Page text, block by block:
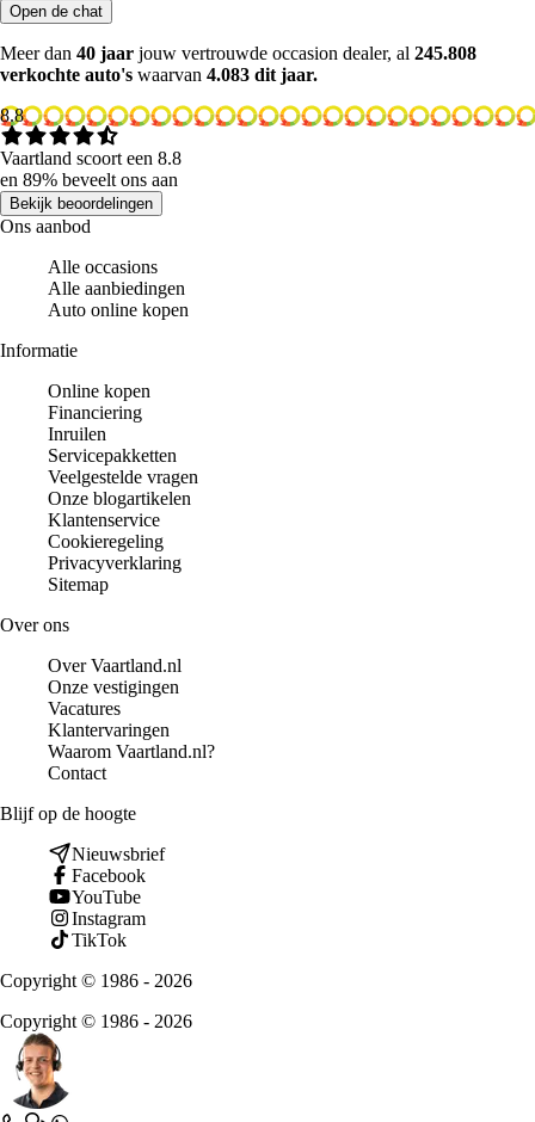
Open de chat
Meer dan 40 jaar jouw vertrouwde occasion dealer, al 245.808
verkochte auto's waarvan 4.083 dit jaar.
8.8
Vaartland scoort een 8.8
en 89% beveelt ons aan
Bekijk beoordelingen
Ons aanbod
Alle occasions
Alle aanbiedingen
Auto online kopen
Informatie
Online kopen
Financiering
Inruilen
Servicepakketten
Veelgestelde vragen
Onze blogartikelen
Klantenservice
Cookieregeling
Privacyverklaring
Sitemap
Over ons
Over Vaartland.nl
Onze vestigingen
Vacatures
Klantervaringen
Waarom Vaartland.nl?
Contact
Blijf op de hoogte
Nieuwsbrief
Facebook
YouTube
Instagram
TikTok
Copyright © 1986 - 2026
Copyright © 1986 - 2026